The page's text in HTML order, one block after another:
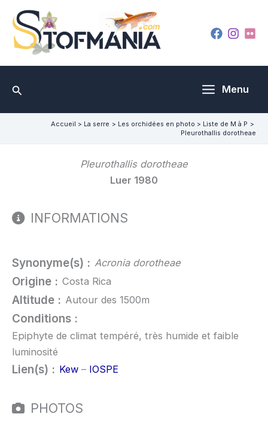
contenu
Rechercher Menu
Accueil La serre Les orchidées en photo
Liste de M à P
Pleurothallis dorotheae
Pleurothallis dorotheae
Luer 1980
INFORMATIONS
Synonyme(s) : Acronia dorotheae
Origine : Costa Rica
Altitude : Autour des 1500m
Conditions :
Epiphyte de climat tempéré, très humide et faible
luminosité
Lien(s) : Kew – IOSPE
PHOTOS